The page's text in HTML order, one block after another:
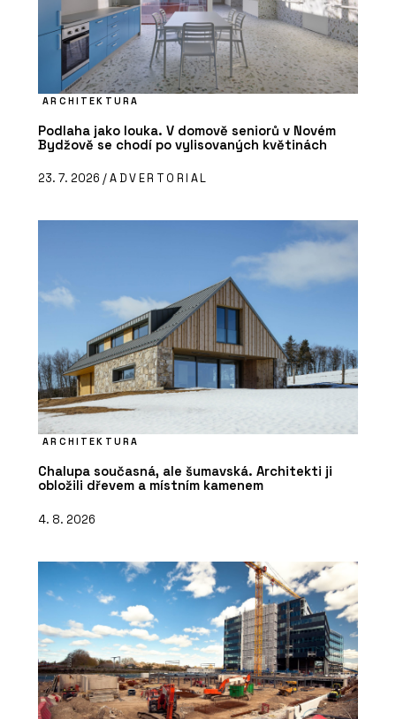
ARCHITEKTURA
Podlaha jako louka. V domově seniorů v Novém
Bydžově se chodí po vylisovaných květinách
23. 7. 2026 /ADVERTORIAL
ARCHITEKTURA
Chalupa současná, ale šumavská. Architekti ji
obložili dřevem a místním kamenem
4. 8. 2026